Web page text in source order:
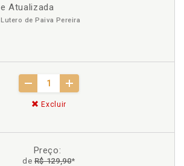
e Atualizada
Lutero de Paiva Pereira
Excluir
Preço:
deR$ 129,90*